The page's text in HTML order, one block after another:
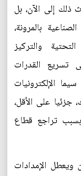
ذلك إلى الآن، بل
بالمرونة،
والتركيز
تسريع القدرات
الإلكترونيات
جزئيا على الأقل،
تراجع قطاع
ويعطل الإمدادات